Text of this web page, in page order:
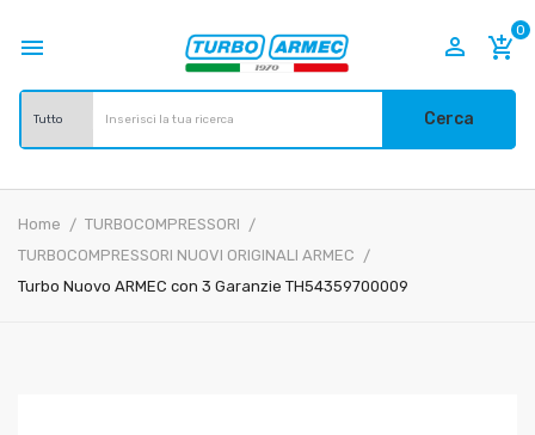
 add_shopping_cart
0

Cerca
Home
TURBOCOMPRESSORI
TURBOCOMPRESSORI NUOVI ORIGINALI ARMEC
Turbo Nuovo ARMEC con 3 Garanzie TH54359700009